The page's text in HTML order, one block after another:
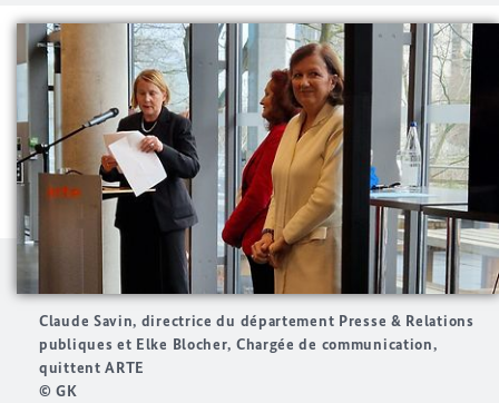
Claude Savin, directrice du département Presse & Relations
publiques et Elke Blocher, Chargée de communication,
quittent ARTE
© GK